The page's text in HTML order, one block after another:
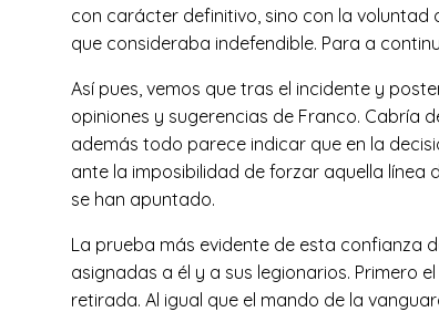
con carácter definitivo, sino con la voluntad
que consideraba indefendible. Para a
Así pues, vemos que tras el incidente y
opiniones y sugerencias de Franco. Cabría
además todo parece indicar que en la
ante la imposibilidad de forzar aquella
se han apuntado.
La prueba más evidente de esta confianza
asignadas a él y a sus legionarios. Primero
retirada. Al igual que el mando de la